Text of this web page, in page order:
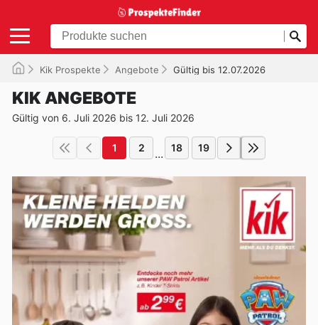
Kik Prospekte Angebote Gültig bis 12.07.2026
KIK ANGEBOTE
Gültig von 6. Juli 2026 bis 12. Juli 2026
1 2 ... 18 19